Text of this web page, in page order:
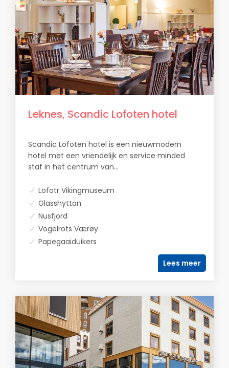
Leknes, Scandic Lofoten hotel
Scandic Lofoten hotel is een nieuwmodern
hotel met een vriendelijk en service minded
staf in het centrum van...
Lofotr Vikingmuseum
Glasshyttan
Nusfjord
Vogelrots Værøy
Papegaaiduikers
Lees meer